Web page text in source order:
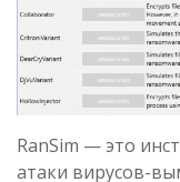
RanSim — это
атаки вирусов-